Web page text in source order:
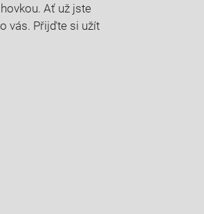
Ať už jste
vás. Přijďte si užít